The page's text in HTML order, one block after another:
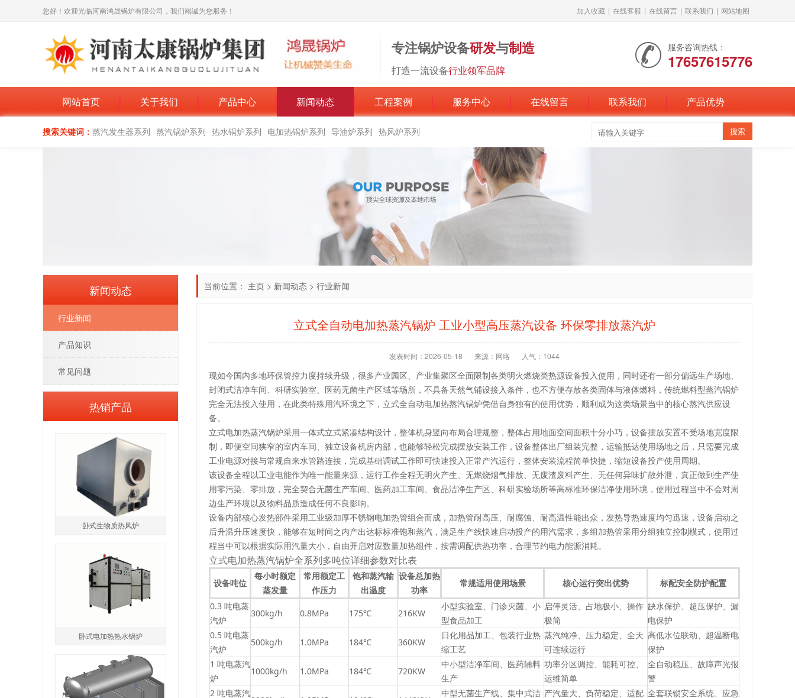
您好！欢迎光临河南鸿晟锅炉有限公司，我们竭诚为您服务！ 加入收藏 | 在线客服 | 在线留言 | 联系我们 | 网站地图
专注锅炉设备研发与制造
打造一流设备行业领军品牌
服务咨询热线：
17657615776
网站首页 关于我们 产品中心 新闻动态 工程案例 服务中心 在线留言 联系我们 产品优势
搜索关键词： 蒸汽发生器系列 蒸汽锅炉系列 热水锅炉系列 电加热锅炉系列 导油炉系列 热风炉系列
当前位置： 主页 > 新闻动态 > 行业新闻
立式全自动电加热蒸汽锅炉 工业小型高压蒸汽设备 环保零排放蒸汽炉
发表时间：2026-05-18 来源：网络 人气： 1044
现如今国内多地环保管控力度持续升级，很多产业园区、产业集聚区全面限制各类明火燃烧类热源设备投入使用，同时还有一部分偏远生产场地、
封闭式洁净车间、科研实验室、医药无菌生产区域等场所，不具备天然气铺设接入条件，也不方便存放各类固体与液体燃料，传统燃料型蒸汽锅炉
完全无法投入使用，在此类特殊用汽环境之下，立式全自动电加热蒸汽锅炉凭借自身独有的使用优势，顺利成为这类场景当中的核心蒸汽供应设
备。
立式电加热蒸汽锅炉采用一体式立式紧凑结构设计，整体机身竖向布局合理规整，整体占用地面空间面积十分小巧，设备摆放安置不受场地宽度限
制，即便空间狭窄的室内车间、独立设备机房内部，也能够轻松完成摆放安装工作，设备整体出厂组装完整，运输抵达使用场地之后，只需要完成
工业电源对接与常规自来水管路连接，完成基础调试工作即可快速投入正常产汽运行，整体安装流程简单快捷，缩短设备投产使用周期。
该设备全程以工业电能作为唯一能量来源，运行工作全程无明火产生、无燃烧烟气排放、无废渣废料产生、无任何异味扩散外泄，真正做到生产使
用零污染、零排放，完全契合无菌生产车间、医药加工车间、食品洁净生产区、科研实验场所等高标准环保洁净使用环境，使用过程当中不会对周
边生产环境以及物料品质造成任何不良影响。
设备内部核心发热部件采用工业级加厚不锈钢电加热管组合而成，加热管耐高压、耐腐蚀、耐高温性能出众，发热导热速度均匀迅速，设备启动之
后升温升压速度快，能够在短时间之内产出达标标准饱和蒸汽，满足生产线快速启动投产的用汽需求，多组加热管采用分组独立控制模式，使用过
程当中可以根据实际用汽量大小，自由开启对应数量加热组件，按需调配供热功率，合理节约电力能源消耗。
立式电加热蒸汽锅炉全系列多吨位详细参数对比表
设备吨位
每小时额定
蒸发量
常用额定工
作压力
饱和蒸汽输
出温度
设备总加热
功率
常规适用使用场景 核心运行突出优势 标配安全防护配置
0.3 吨电蒸
汽炉
300kg/h 0.8MPa 175℃ 216KW
小型实验室、门诊灭菌、小
型食品加工
启停灵活、占地极小、操作
极简
缺水保护、超压保护、漏
电保护
0.5 吨电蒸
汽炉
500kg/h 1.0MPa 184℃ 360KW
日化用品加工、包装行业热
缩工艺
蒸汽纯净、压力稳定、全天
可连续运行
高低水位联动、超温断电
保护
1 吨电蒸汽
炉
1000kg/h 1.0MPa 184℃ 720KW
中小型洁净车间、医药辅料
生产
功率分区调控、能耗可控、
运维简单
全自动稳压、故障声光报
警
2 吨电蒸汽
中型无菌生产线、集中式洁 产汽量大、负荷稳定、适配 全套联锁安全系统、应急
新闻动态
行业新闻
产品知识
常见问题
热销产品
卧式生物质热风炉
卧式电加热热水锅炉